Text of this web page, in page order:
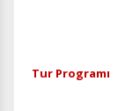
Tur Programı